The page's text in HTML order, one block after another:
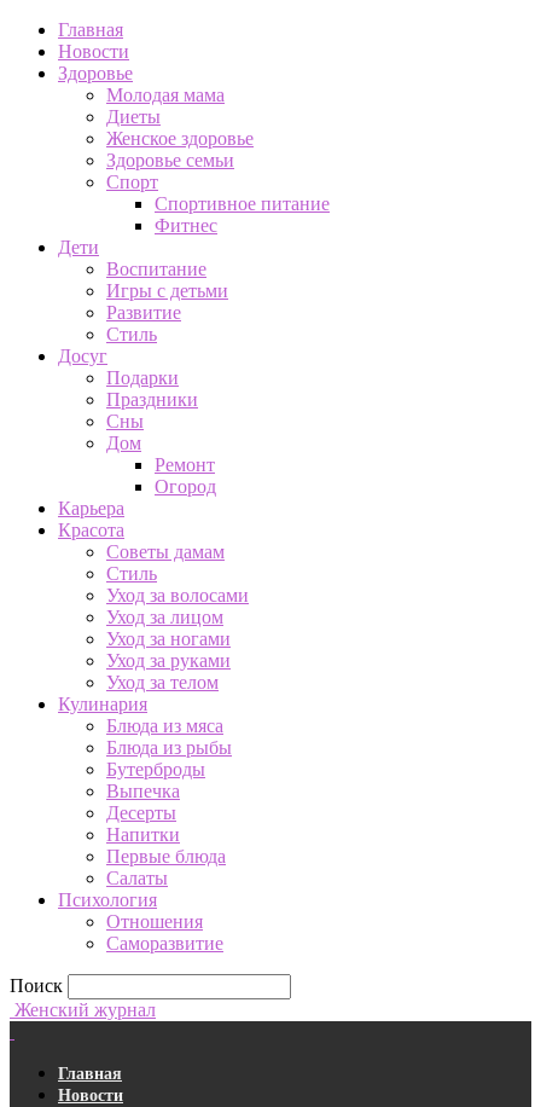
Главная
Новости
Здоровье
Молодая мама
Диеты
Женское здоровье
Здоровье семьи
Спорт
Спортивное питание
Фитнес
Дети
Воспитание
Игры с детьми
Развитие
Стиль
Досуг
Подарки
Праздники
Сны
Дом
Ремонт
Огород
Карьера
Красота
Советы дамам
Стиль
Уход за волосами
Уход за лицом
Уход за ногами
Уход за руками
Уход за телом
Кулинария
Блюда из мяса
Блюда из рыбы
Бутерброды
Выпечка
Десерты
Напитки
Первые блюда
Салаты
Психология
Отношения
Саморазвитие
Поиск
Женский журнал
Главная
Новости